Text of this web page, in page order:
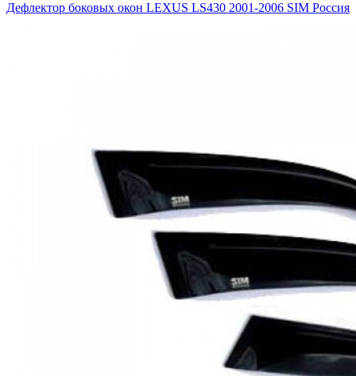
Дефлектор боковых окон LEXUS LS430 2001-2006 SIM Россия